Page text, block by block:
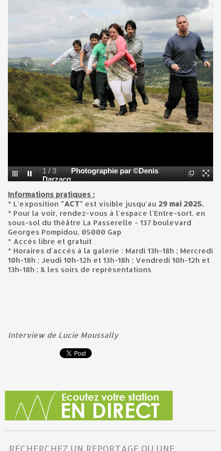
1 /3
Photographie par ©Denis
Darzacq
Informations pratiques :
* L'exposition "ACT" est visible jusqu'au 29 mai 2025.
* Pour la voir, rendez-vous à l'espace l'Entre-sort, en
sous-sol du théâtre La Passerelle - 137 boulevard
Georges Pompidou, 05000 Gap
* Accès libre et gratuit
* Horaires d'accès à la galerie : Mardi 13h-18h ; Mercredi
10h-18h ; Jeudi 10h-12h et 13h-18h ; Vendredi 10h-12h et
13h-18h ; & les soirs de représentations
Interview de Lucie Moussally
RECHERCHEZ UN REPORTAGE OU UNE